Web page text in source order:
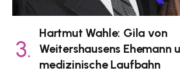
Hartmut Wahle: Gila von
Weitershausens Ehemann
medizinische Laufbahn